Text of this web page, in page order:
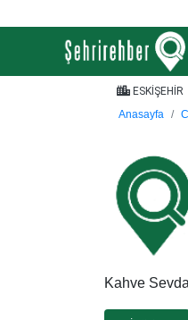
ESKİŞEHİR
Anasayfa
Kahve